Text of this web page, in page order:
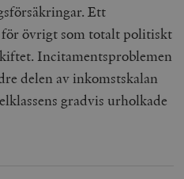
Ett
för övrigt som totalt politiskt
Incitamentsproblemen
delen av inkomstskalan
gradvis urholkade